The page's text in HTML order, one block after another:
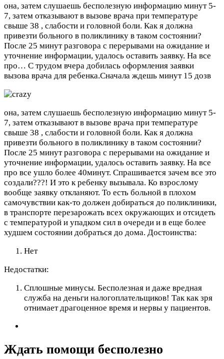
она, затем слушаешь бесполезную информацию минут 5-
7, затем отказывают в вызове врача при температуре
свыше 38 , слабости и головной боли. Как я должна
привезти больного в поликлинику в таком состоянии?
После 25 минут разговора с перерывами на ожидание и
уточнение информации, удалось оставить заявку. На все
про… С трудом вчера добилась оформления заявки
вызова врача для ребенка.Сначала ждешь минут 15 дозв
она, затем слушаешь бесполезную информацию минут 5-
7, затем отказывают в вызове врача при температуре
свыше 38 , слабости и головной боли. Как я должна
привезти больного в поликлинику в таком состоянии?
После 25 минут разговора с перерывами на ожидание и
уточнение информации, удалось оставить заявку. На все
про все ушло более 40минут. Спрашивается зачем все это
создали???! И это к ребенку вызывала. Ко взрослому
вообще заявку откланяют. То есть больной в плохом
самочувствии как-то должен добираться до поликлиники,
в транспорте перезарожать всех окружающих и отсидеть
с температурой и упадком сил в очереди и в еще более
худшем состоянии добраться до дома. Достоинства:
Нет
Недостатки:
Сплошные минусы. Бесполезная и даже вредная
служба на деньги налогоплательщиков! Так как зря
отнимает драгоценное время и нервы у пациентов.
Ждать помощи бесполезно